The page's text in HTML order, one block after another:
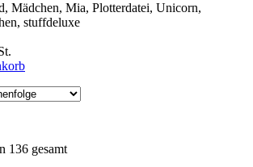
Mädchen, Mia, Plotterdatei, Unicorn,
stuffdeluxe
136 gesamt